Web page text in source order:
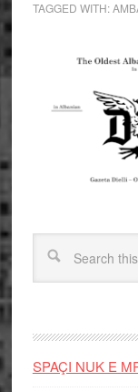
TAGGED WITH:
SPAÇI NUK E